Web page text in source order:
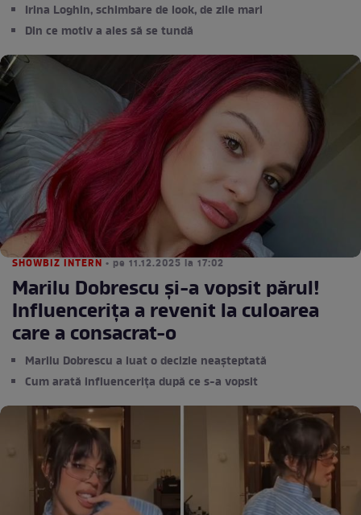
Irina Loghin, schimbare de look, de zile mari
Din ce motiv a ales să se tundă
SHOWBIZ INTERN • pe 11.12.2025 la 17:02
Marilu Dobrescu și-a vopsit părul!
Influencerița a revenit la culoarea
care a consacrat-o
Marilu Dobrescu a luat o decizie neașteptată
Cum arată influencerița după ce s-a vopsit